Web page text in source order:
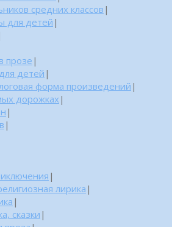
средних классов |
для детей |
прозе |
детей |
форма произведений |
дорожках|
|
|
|
лирика |
|
сказки |